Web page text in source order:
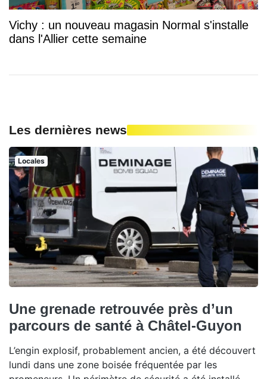
Vichy : un nouveau magasin Normal s'installe
dans l'Allier cette semaine
Les dernières news
Locales
Une grenade retrouvée près d’un
parcours de santé à Châtel-Guyon
L’engin explosif, probablement ancien, a été découvert
lundi dans une zone boisée fréquentée par les